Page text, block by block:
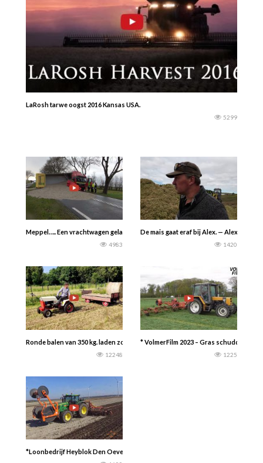
LaRosh tarwe oogst 2016 Kansas USA.
5299
Meppel….. Een vrachtwagen geladen met zand botst met een
4983
De mais gaat eraf bij Alex. — Alex the
1420
Ronde balen van 350 kg. laden zonder voorlader….Zo doen we dat……Carsten
12248
* VolmerFilm 2023 – Gras schudden
1225
*Loonbedrijf Heyblok Den Oever aan het sleepslangen 2020 met John